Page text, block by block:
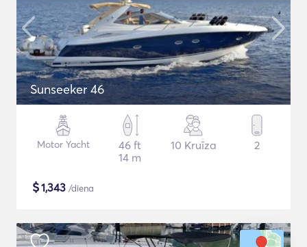
Sunseeker 46
Motor Yacht
46 ft
14 m
10 Kruīza 2
$1,343 /diena